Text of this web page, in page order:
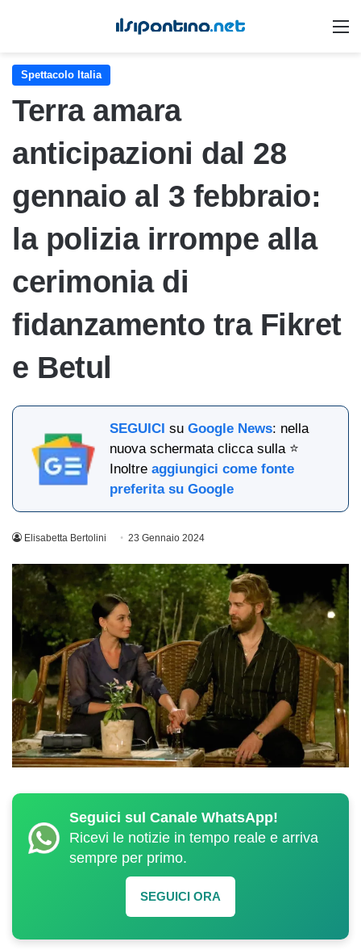
Spettacolo Italia
Terra amara
anticipazioni dal 28
gennaio al 3 febbraio:
la polizia irrompe alla
cerimonia di
fidanzamento tra Fikret
e Betul
SEGUICI suGoogle News: nella
nuova schermata clicca sulla ⭐
Inoltreaggiungici come fonte
preferita su Google
Elisabetta Bertolini 23 Gennaio 2024
Seguici sul Canale WhatsApp!
Ricevi le notizie in tempo reale e arriva
sempre per primo.
SEGUICI ORA